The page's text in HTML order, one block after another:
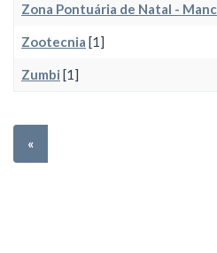
Zona Pontuária de Natal -
Zootecnia [1]
Zumbi [1]
«